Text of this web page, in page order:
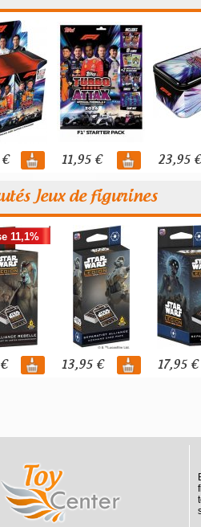
11,95 € 23,95 €
Jeux de figurines
11,1%
13,95 € 17,95 €